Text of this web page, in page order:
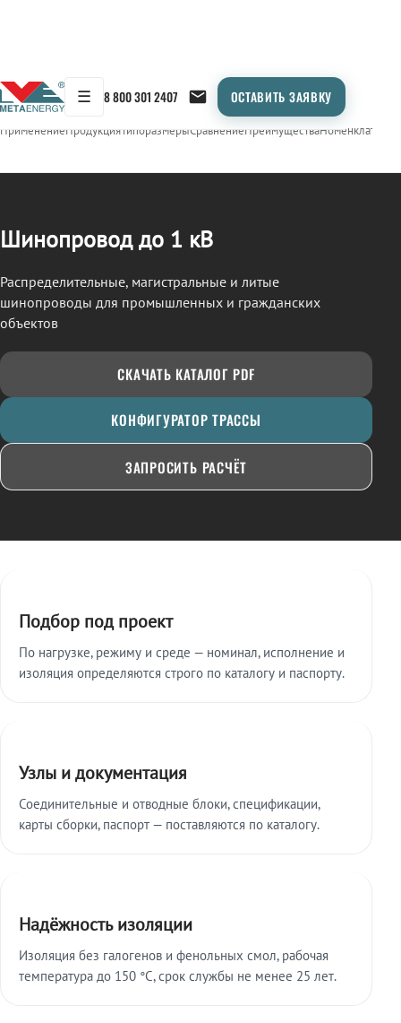
☰ 8 800 301 2407 ОСТАВИТЬ ЗАЯВКУ
← Продукция/ШИНОПРОВОД
ПрименениеПродукцияТипоразмерыСравнениеПреимуществаНоменклатура
Шинопровод до 1 кВ
Распределительные, магистральные и литые
шинопроводы для промышленных и гражданских
объектов
СКАЧАТЬ КАТАЛОГ PDF
КОНФИГУРАТОР ТРАССЫ
ЗАПРОСИТЬ РАСЧЁТ
Подбор под проект
По нагрузке, режиму и среде — номинал, исполнение и
изоляция определяются строго по каталогу и паспорту.
Узлы и документация
Соединительные и отводные блоки, спецификации,
карты сборки, паспорт — поставляются по каталогу.
Надёжность изоляции
Изоляция без галогенов и фенольных смол, рабочая
температура до 150 °C, срок службы не менее 25 лет.